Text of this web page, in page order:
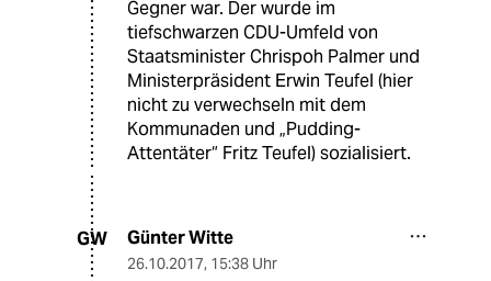
Gegner war. Der wurde im
tiefschwarzen CDU-Umfeld von
Staatsminister Chrispoh Palmer und
Ministerpräsident Erwin Teufel (hier
nicht zu verwechseln mit dem
Kommunaden und „Pudding-
Attentäter“ Fritz Teufel) sozialisiert.
GW Günter Witte
26.10.2017, 15:38 Uhr